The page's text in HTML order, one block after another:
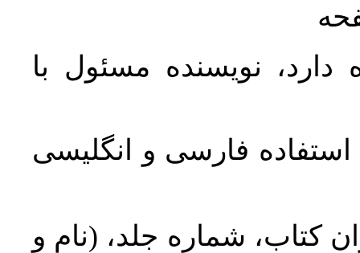
نویسنده مسئول با
استفاده فارسی و انگلیسی
کتاب، شماره جلد، (نام و